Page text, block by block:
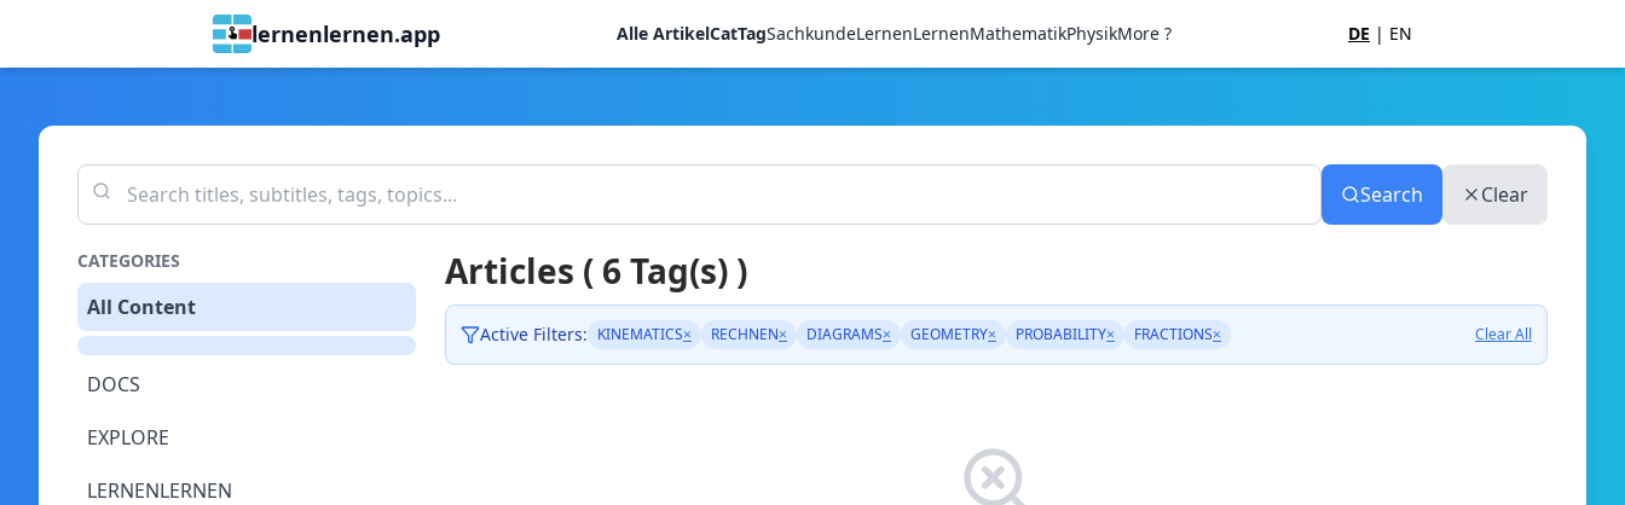
lernenlernen.app Alle ArtikelCatTagSachkundeLernenLernenMathematikPhysikMore ? DE | EN
Search Clear
CATEGORIES
All Content
DOCS
EXPLORE
LERNENLERNEN
Articles ( 6 Tag(s) )
Active Filters: KINEMATICS× RECHNEN× DIAGRAMS× GEOMETRY× PROBABILITY× FRACTIONS× Clear All